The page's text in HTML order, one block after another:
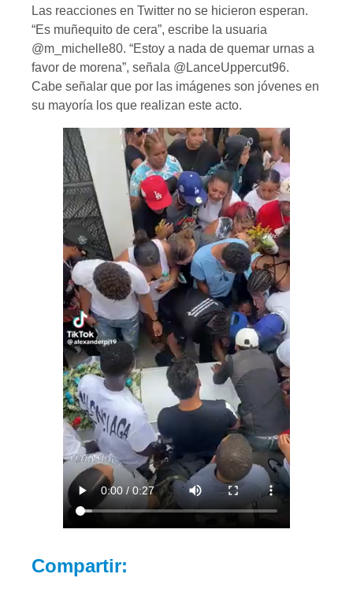
Las reacciones en Twitter no se hicieron esperan.
“Es muñequito de cera”, escribe la usuaria
@m_michelle80. “Estoy a nada de quemar urnas a
favor de morena”, señala @LanceUppercut96.
Cabe señalar que por las imágenes son jóvenes en
su mayoría los que realizan este acto.
Compartir: